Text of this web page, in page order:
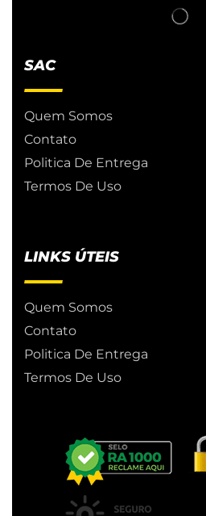
SAC
Quem Somos
Contato
Politica De Entrega
Termos De Uso
LINKS ÚTEIS
Quem Somos
Contato
Politica De Entrega
Termos De Uso